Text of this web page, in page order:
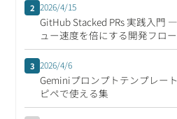
2 2026/4/15
GitHub Stacked PRs 実践入門
ュー速度を倍にする開発フロー
3 2026/4/6
Geminiプロンプトテンプレー
ピペで使える集